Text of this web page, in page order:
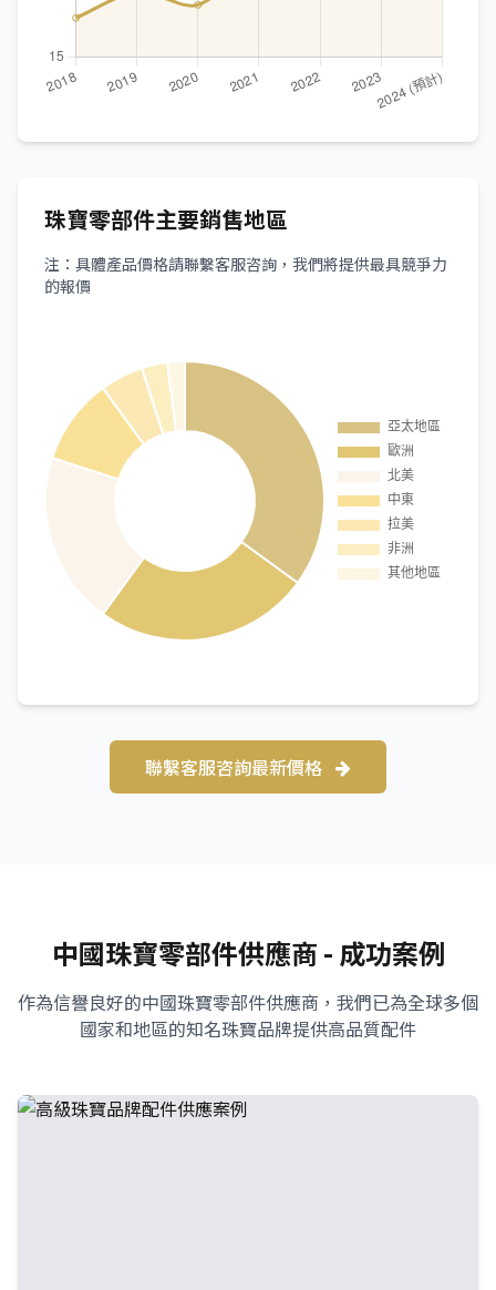
珠寶零部件主要銷售地區
注：具體產品價格請聯繫客服咨詢，我們將提供最具競爭力
的報價
聯繫客服咨詢最新價格
中國珠寶零部件供應商 - 成功案例
作為信譽良好的中國珠寶零部件供應商，我們已為全球多個
國家和地區的知名珠寶品牌提供高品質配件